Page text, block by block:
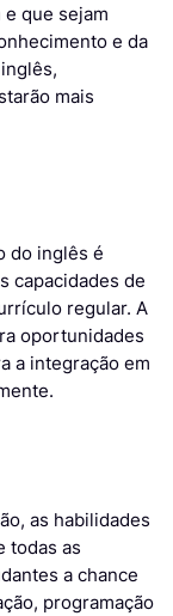
que sejam
e da
mais
do inglês é
capacidades de
regular. A
oportunidades
a integração em
as habilidades
todas as
a chance
programação